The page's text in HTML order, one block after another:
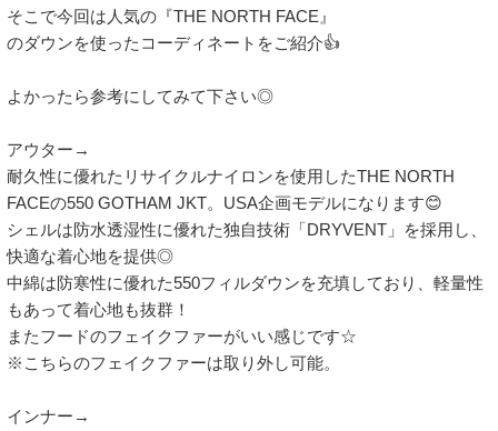
そこで今回は人気の『THE NORTH FACE』
のダウンを使ったコーディネートをご紹介👍
よかったら参考にしてみて下さい◎
アウター→
耐久性に優れたリサイクルナイロンを使用したTHE NORTH
FACEの550 GOTHAM JKT。USA企画モデルになります😊
シェルは防水透湿性に優れた独自技術「DRYVENT」を採用し、
快適な着心地を提供◎
中綿は防寒性に優れた550フィルダウンを充填しており、軽量性
もあって着心地も抜群！
またフードのフェイクファーがいい感じです☆
※こちらのフェイクファーは取り外し可能。
インナー→